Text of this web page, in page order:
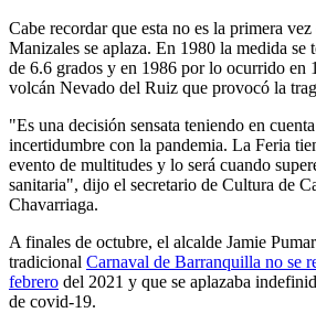
Cabe recordar que esta no es la primera
Manizales se aplaza. En 1980 la medida se
de 6.6 grados y en 1986 por lo ocurrido en
volcán Nevado del Ruiz que provocó la
"Es una decisión sensata teniendo en
incertidumbre con la pandemia. La Feria
evento de multitudes y lo será cuando
sanitaria", dijo el secretario de Cultura de
Chavarriaga.
A finales de octubre, el alcalde Jamie
tradicional Carnaval de Barranquilla no se
febrero del 2021 y que se aplazaba
de covid-19.